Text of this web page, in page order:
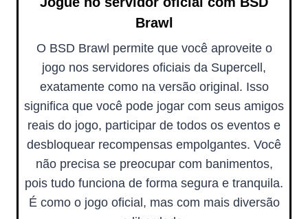
Brawl
O BSD Brawl permite que você aproveite o
jogo nos servidores oficiais da Supercell,
exatamente como na versão original. Isso
significa que você pode jogar com seus amigos
reais do jogo, participar de todos os eventos e
desbloquear recompensas empolgantes. Você
não precisa se preocupar com banimentos,
pois tudo funciona de forma segura e tranquila.
É como o jogo oficial, mas com mais diversão